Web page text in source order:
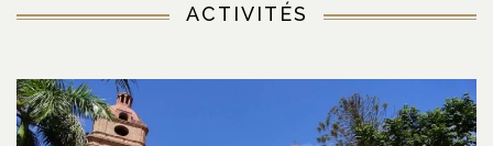
ACTIVITÉS